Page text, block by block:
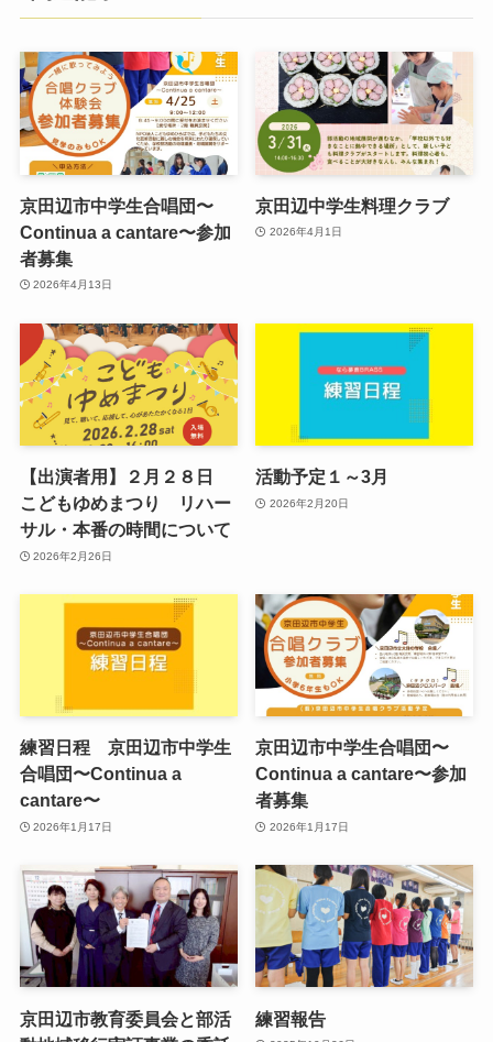
京田辺市中学生合唱団〜
Continua a cantare〜参加
者募集
2026年4月13日
京田辺中学生料理クラブ
2026年4月1日
【出演者用】２月２８日
こどもゆめまつり リハー
サル・本番の時間について
2026年2月26日
活動予定１～3月
2026年2月20日
練習日程 京田辺市中学生
合唱団〜Continua a
cantare〜
2026年1月17日
京田辺市中学生合唱団〜
Continua a cantare〜参加
者募集
2026年1月17日
京田辺市教育委員会と部活
練習報告